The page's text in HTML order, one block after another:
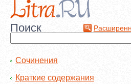
Поиск
Сочинения
Краткие содержания